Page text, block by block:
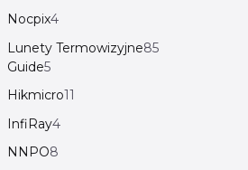
Nocpix4
Lunety Termowizyjne85
Guide5
Hikmicro11
InfiRay4
NNPO8